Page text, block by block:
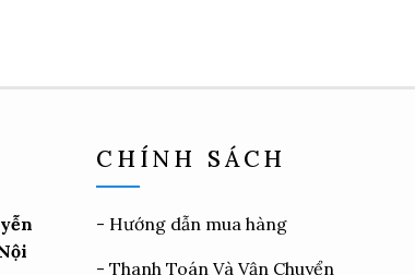
CHÍNH SÁCH
- Hướng dẫn mua hàng
- Thanh Toán Và Vận Chuyển